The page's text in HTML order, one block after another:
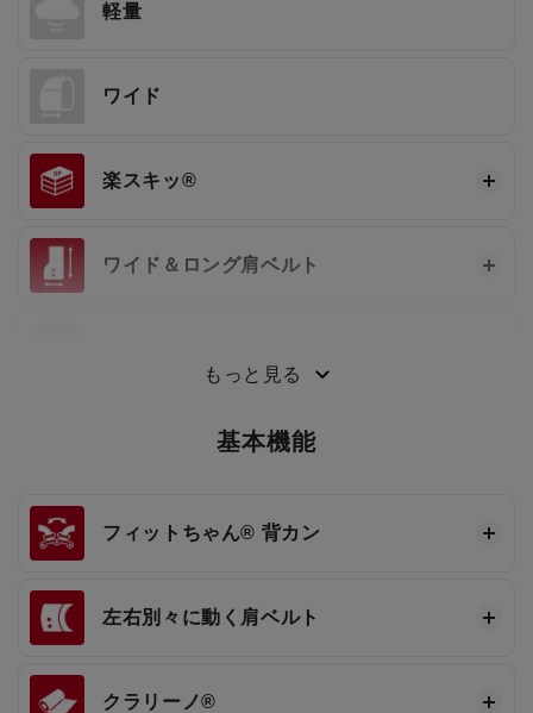
軽量
ワイド
楽スキッ®
ワイド＆ロング肩ベルト
もっと見る
基本機能
フィットちゃん® 背カン
左右別々に動く肩ベルト
クラリーノ®